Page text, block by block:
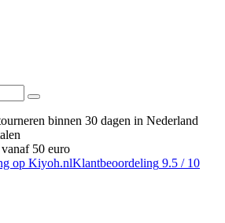
binnen 30 dagen in Nederland
vanaf 50 euro
Klantbeoordeling 9.5 / 10